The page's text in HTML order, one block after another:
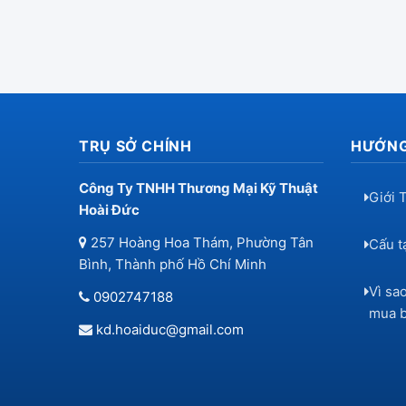
TRỤ SỞ CHÍNH
Công Ty TNHH Thương Mại Kỹ Thuật
Hoài Đức
257 Hoàng Hoa Thám, Phường Tân
Bình, Thành phố Hồ Chí Minh
0902747188
kd.hoaiduc@gmail.com
Giới
Cấu
Vì
mua